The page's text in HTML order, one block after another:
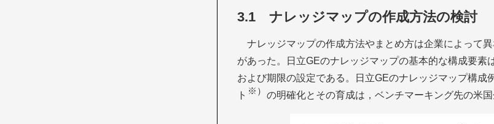
3.1 ナレッジマップの作成方法の検討
ナレッジマップの作成方法やまとめ方は企業によって
があった。日立GEのナレッジマップの基本的な構成要
および期限の設定である。日立GEのナレッジマップ構成
ト ※） の明確化とその育成は，ベンチマーキング先の米